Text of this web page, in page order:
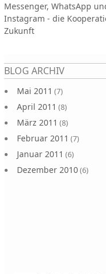
Messenger, WhatsApp
Instagram - die
Zukunft
BLOG ARCHIV
Mai 2011 (7)
April 2011 (8)
März 2011 (8)
Februar 2011 (7)
Januar 2011 (6)
Dezember 2010(6)
Seiten